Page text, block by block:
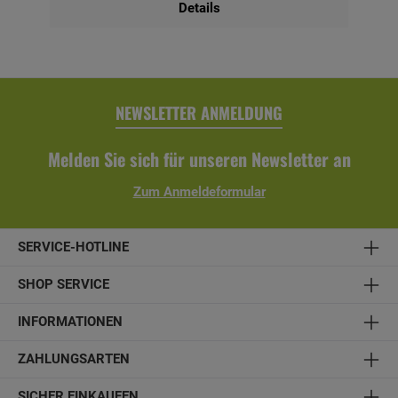
Behandlung auf 6 Wochen verlängert. Bausatz inkl.
Details
NEWSLETTER ANMELDUNG
Melden Sie sich für unseren Newsletter an
Zum Anmeldeformular
SERVICE-HOTLINE
SHOP SERVICE
INFORMATIONEN
ZAHLUNGSARTEN